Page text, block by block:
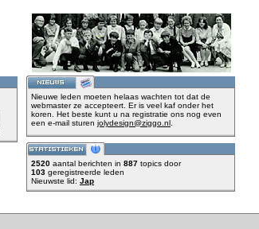
Nieuwe leden moeten helaas wachten tot dat de
webmaster ze accepteert. Er is veel kaf onder het
koren. Het beste kunt u na registratie ons nog even
een e-mail sturen jolydesign@ziggo.nl
2520 aantal berichten in 887 topics door
103 geregistreerde leden
Nieuwste lid: Jap